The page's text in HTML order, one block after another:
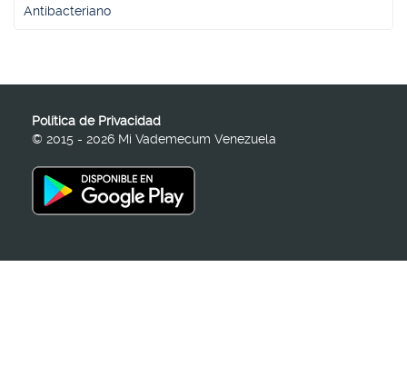
Antibacteriano
Política de Privacidad
© 2015 - 2026 Mi Vademecum Venezuela